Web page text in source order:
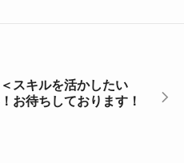
スキルを活かしたい
お待ちしております！